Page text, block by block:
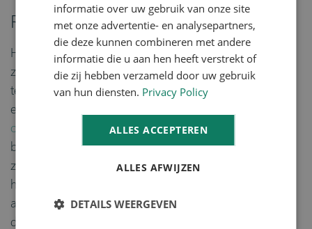
Ready for what’s next
Het is een spannende tijd in de bakkerijsector - en er
zijn zeker kansen voor bedrijven die bereid zijn om ze
te grijpen. Brood- en banketproducten zijn nog steeds
erg populair en de
op verschillende manieren. Hierdoor verandert je
bakkerij de komende jaren waarschijnlijk aanzienlijk -
zowel in grootte als productassortiment. Wat je nodig
hebt, is een softwareoplossing die zich kan aanpassen
aan de veranderende grootte van je bedrijf - en zelfs
de groei ervan kan versnellen.
informatie over uw gebruik van onze site
met onze advertentie- en analysepartners,
die deze kunnen combineren met andere
informatie die u aan hen heeft verstrekt of
die zij hebben verzameld door uw gebruik
van hun diensten. Privacy Policy
ALLES ACCEPTEREN
ALLES AFWIJZEN
DETAILS WEERGEVEN